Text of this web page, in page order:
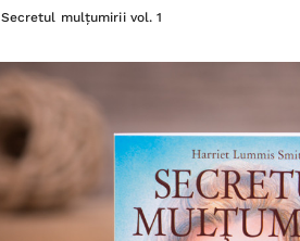
Secretul mulțumirii vol. 1